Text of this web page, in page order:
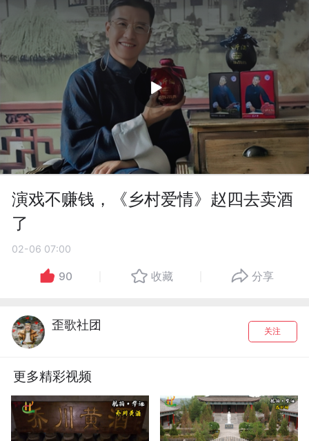
演戏不赚钱，《乡村爱情》赵四去卖酒
了
02-06 07:00
90 收藏 分享
歪歌社团 关注
更多精彩视频